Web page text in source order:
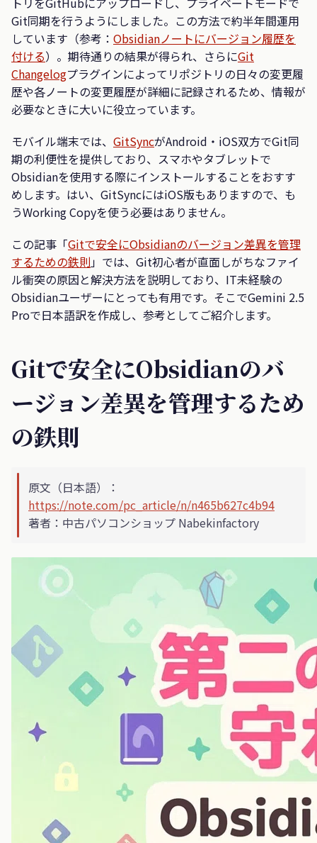
Git同期を行うようにしました。この方法で約半年間運用
しています（参考： Obsidianノートにバージョン履歴を
付ける）。期待通りの結果が得られ、さらにGit
Changelogプラグインによってリポジトリの日々の変更履
歴や各ノートの変更履歴が詳細に記録されるため、情報が
必要なときに大いに役立っています。
モバイル端末では、 GitSyncがAndroid・iOS双方でGit同
期の利便性を提供しており、スマホやタブレットで
Obsidianを使用する際にインストールすることをおすす
めします。はい、GitSyncにはiOS版もありますので、も
うWorking Copyを使う必要はありません。
この記事「Gitで安全にObsidianのバージョン差異を管理
するための鉄則」では、Git初心者が直面しがちなファイ
ル衝突の原因と解決方法を説明しており、IT未経験の
Obsidianユーザーにとっても有用です。そこでGemini 2.5
Proで日本語訳を作成し、参考としてご紹介します。
Gitで安全にObsidianのバ
ージョン差異を管理するため
の鉄則
原文（日本語）：
https://note.com/pc_article/n/n465b627c4b94
著者：中古パソコンショップ Nabekinfactory